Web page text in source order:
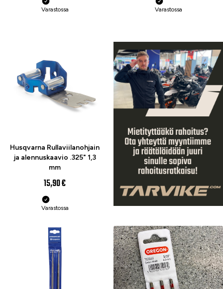
Varastossa Varastossa
Husqvarna Rullaviilanohjain
ja alennuskaavio .325" 1,3
mm
15,90 €
Varastossa